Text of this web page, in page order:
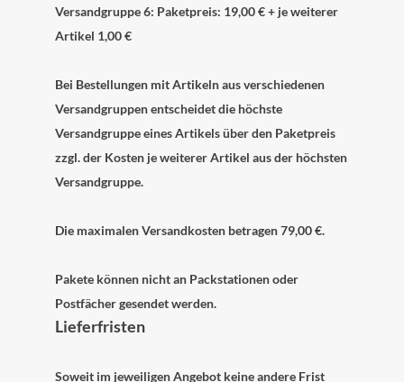
Versandgruppe 6: Paketpreis: 19,00 € + je weiterer
Artikel 1,00 €
Bei Bestellungen mit Artikeln aus verschiedenen
Versandgruppen entscheidet die höchste
Versandgruppe eines Artikels über den Paketpreis
zzgl. der Kosten je weiterer Artikel aus der höchsten
Versandgruppe.
Die maximalen Versandkosten betragen 79,00 €.
Pakete können nicht an Packstationen oder
Postfächer gesendet werden.
Lieferfristen
Soweit im jeweiligen Angebot keine andere Frist